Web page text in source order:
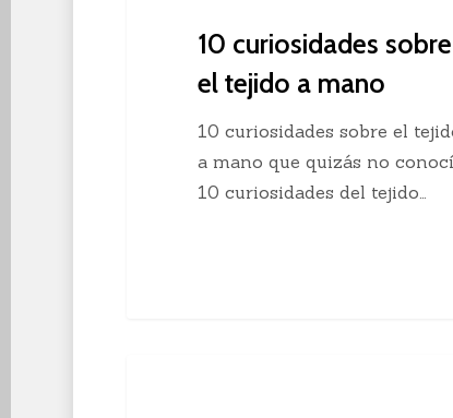
10 curiosidades sobre
el tejido a mano
10 curiosidades sobre el
a mano que quizás no
10 curiosidades del tejido…